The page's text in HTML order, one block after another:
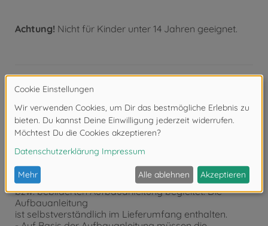
Achtung! Nicht für Kinder unter 14 Jahren geeignet.
- Detaillierter Modellbausatz im Maßstab 1:12
- Der qualitativ hochwertige Bausatz von TAMIYA
muss in
Eigenregie montiert werden.
- Der selbstständige Aufbau wird mithilfe einer Schritt
für Schritt
bzw. bebilderten Aufbauanleitung begleitet. Die
Aufbauanleitung
ist selbstverständlich im Lieferumfang enthalten.